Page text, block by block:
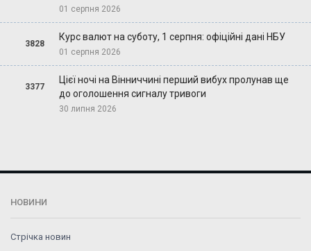
01 серпня 2026
3828
Курс валют на суботу, 1 серпня: офіційні дані НБУ
01 серпня 2026
3377
Цієї ночі на Вінниччині перший вибух пролунав ще
до оголошення сигналу тривоги
30 липня 2026
НОВИНИ
Стрічка новин